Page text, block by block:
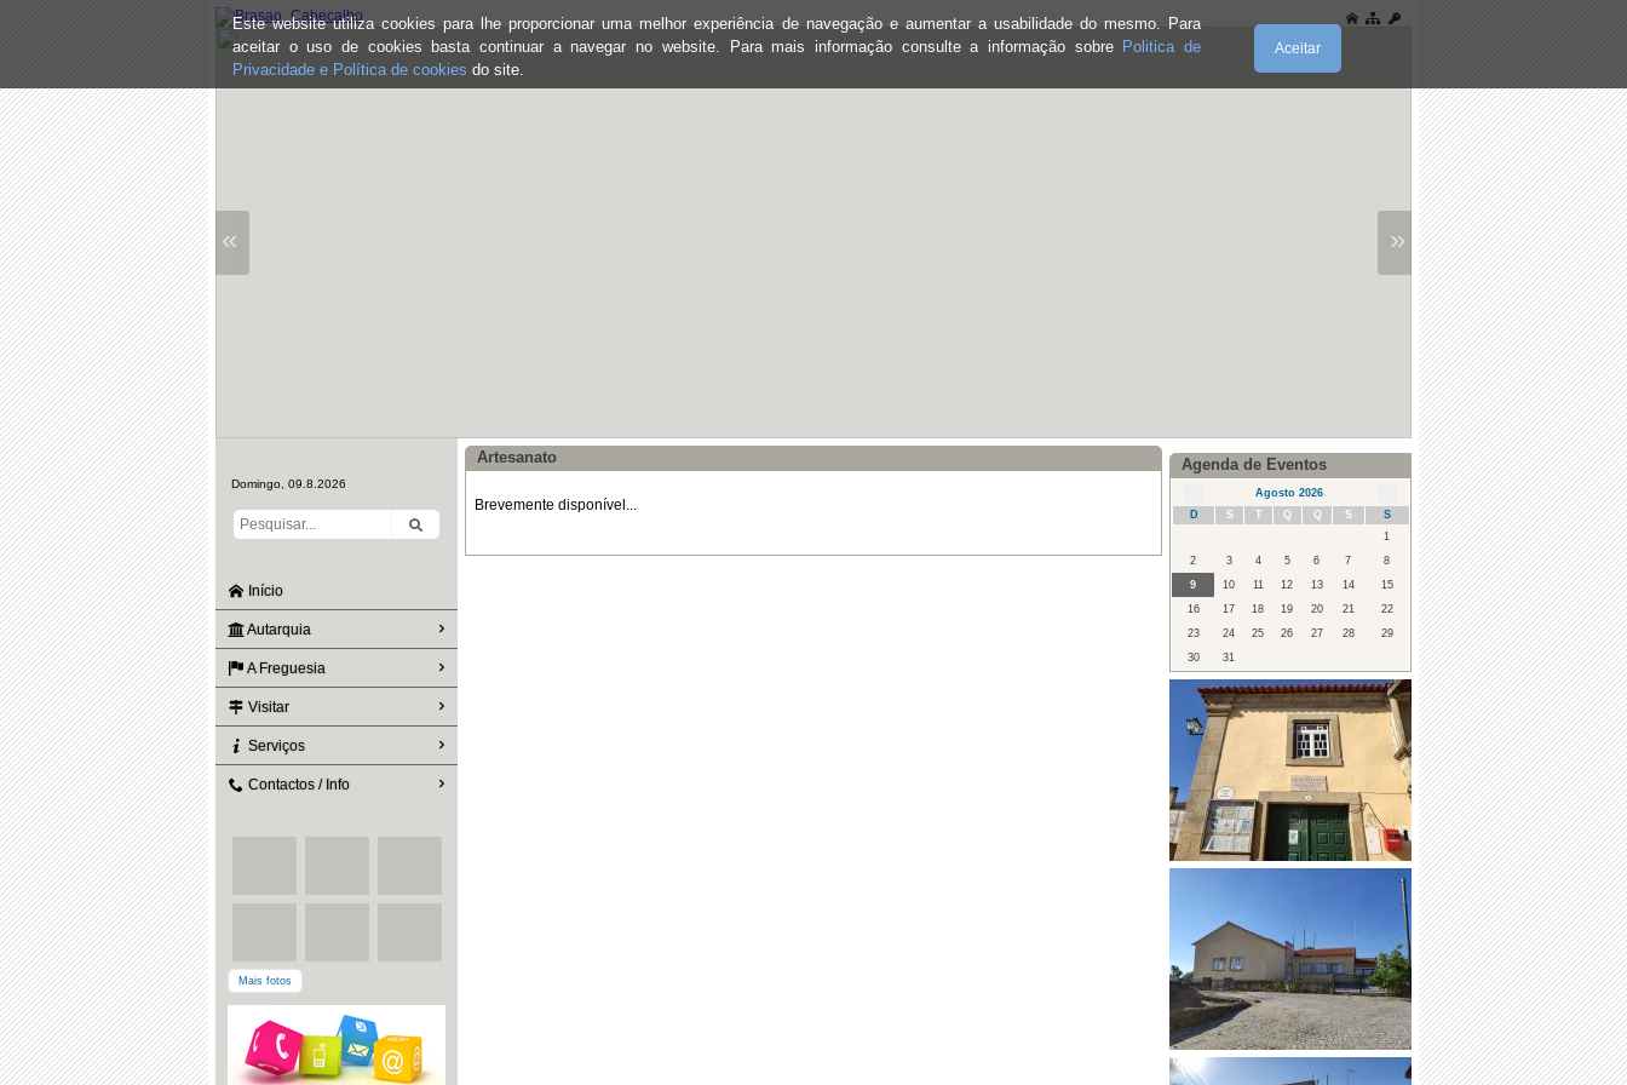
Este website utiliza cookies para lhe proporcionar uma melhor experiência de navegação e aumentar a usabilidade do mesmo. Para
aceitar o uso de cookies basta continuar a navegar no website. Para mais informação consulte a informação sobre Politica de
Privacidade e Política de cookies do site.
Aceitar
« »
Domingo, 09.8.2026
Início
Autarquia
A Freguesia
Visitar
Serviços
Contactos / Info
Mais fotos
Artesanato
Brevemente disponível...
Agenda de Eventos
Agosto 2026
D
S T Q Q S
S
1
2
3 4 5 6 7
8
9
10 11 12 13 14
15
16
17 18 19 20 21
22
23
24 25 26 27 28
29
30
31